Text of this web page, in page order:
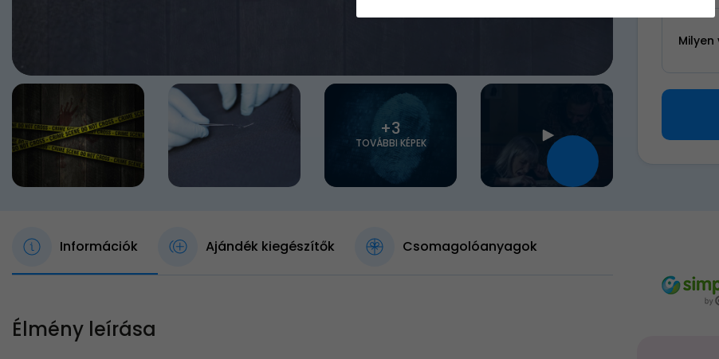
+3
TOVÁBBI KÉPEK
Információk Ajándék kiegészítők Csomagolóanyagok
Élmény leírása